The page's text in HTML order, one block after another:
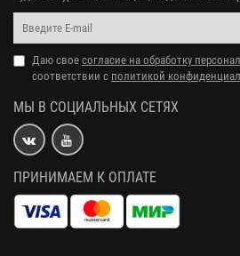
Даю свое согласие на обработку
соответствии с политикой
МЫ В СОЦИАЛЬНЫХ СЕТЯХ
ПРИНИМАЕМ К ОПЛАТЕ